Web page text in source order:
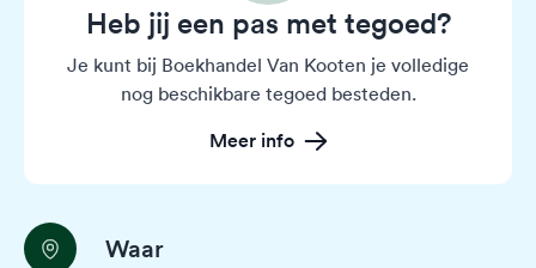
Heb jij een pas met tegoed?
Je kunt bij Boekhandel Van Kooten je volledige
nog beschikbare tegoed besteden.
Meer info
Waar